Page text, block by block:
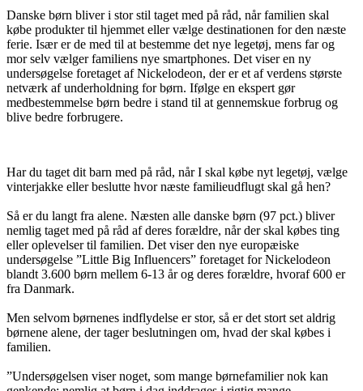
Danske børn bliver i stor stil taget med på råd, når familien skal
købe produkter til hjemmet eller vælge destinationen for den næste
ferie. Især er de med til at bestemme det nye legetøj, mens far og
mor selv vælger familiens nye smartphones. Det viser en ny
undersøgelse foretaget af Nickelodeon, der er et af verdens største
netværk af underholdning for børn. Ifølge en ekspert gør
medbestemmelse børn bedre i stand til at gennemskue forbrug og
blive bedre forbrugere.
Har du taget dit barn med på råd, når I skal købe nyt legetøj, vælge
vinterjakke eller beslutte hvor næste familieudflugt skal gå hen?
Så er du langt fra alene. Næsten alle danske børn (97 pct.) bliver
nemlig taget med på råd af deres forældre, når der skal købes ting
eller oplevelser til familien. Det viser den nye europæiske
undersøgelse ”Little Big Influencers” foretaget for Nickelodeon
blandt 3.600 børn mellem 6-13 år og deres forældre, hvoraf 600 er
fra Danmark.
Men selvom børnenes indflydelse er stor, så er det stort set aldrig
børnene alene, der tager beslutningen om, hvad der skal købes i
familien.
”Undersøgelsen viser noget, som mange børnefamilier nok kan